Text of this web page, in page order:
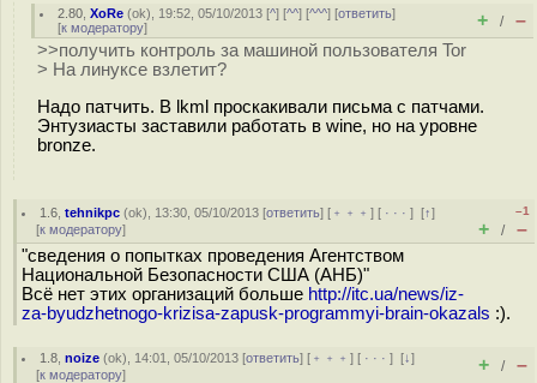
2.80 ,XoRe (ok), 19:52, 05/10/2013 [^] [^^] [^^^] [ответить]
[к модератору] + / –
>>получить контроль за машиной пользователя Tor
> На линуксе взлетит?
Надо патчить. В lkml проскакивали письма с патчами.
Энтузиасты заставили работать в wine, но на уровне
bronze.
1.6 ,tehnikpc (ok), 13:30, 05/10/2013 [ответить] [ ﹢﹢﹢] [ · · ·][↑]
[к модератору]
–1
+ / –
"сведения о попытках проведения Агентством
Национальной Безопасности США (АНБ)"
Всё нет этих организаций больше http://itc.ua/news/iz-
za-byudzhetnogo-krizisa-zapusk-programmyi-brain-okazals :).
1.8 ,noize (ok), 14:01, 05/10/2013 [ответить] [ ﹢﹢﹢] [ · · ·][↓]
[к модератору] + / –